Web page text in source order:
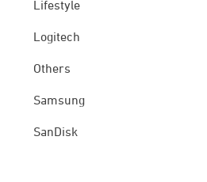
Lifestyle
Logitech
Others
Samsung
SanDisk